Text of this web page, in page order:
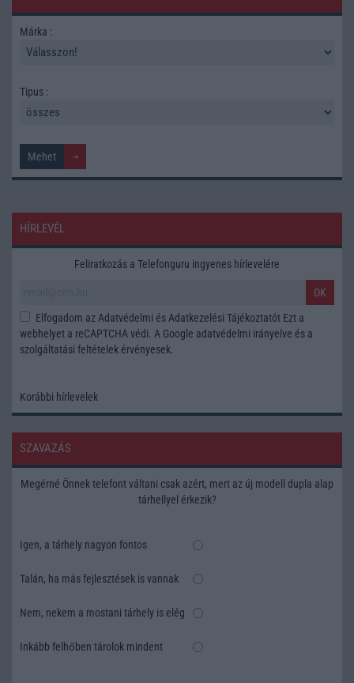
Márka :
Tipus :
HÍRLEVÉL
Feliratkozás a Telefonguru ingyenes hírlevelére
OK
Elfogadom az Adatvédelmi és Adatkezelési Tájékoztatót Ezt a
webhelyet a reCAPTCHA védi. A Google adatvédelmi irányelve és a
szolgáltatási feltételek érvényesek.
Korábbi hírlevelek
SZAVAZÁS
Megérné Önnek telefont váltani csak azért, mert az új modell dupla alap
tárhellyel érkezik?
Igen, a tárhely nagyon fontos
Talán, ha más fejlesztések is vannak
Nem, nekem a mostani tárhely is elég
Inkább felhőben tárolok mindent